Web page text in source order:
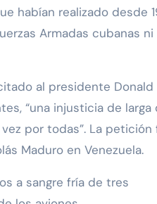
habían realizado desde
Armadas cubanas ni
al presidente Donald
“una injusticia de larga
por todas”. La petición
Maduro en Venezuela.
a sangre fría de tres